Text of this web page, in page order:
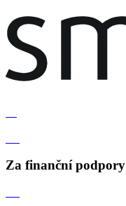
Za finanční podpory